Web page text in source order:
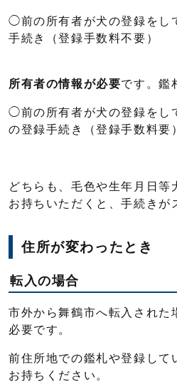
◯前の所有者が犬の登録
手続き（登録手数料不要）
所有者の情報が必要です。鑑
◯前の所有者が犬の登録を
の登録手続き（登録手数料要）
どちらも、毛色や生年月日等
お持ちいただくと、手続きが
住所が変わったとき
転入の場合
市外から舞鶴市へ転入された
必要です。
前住所地での鑑札や登録して
お持ちください。